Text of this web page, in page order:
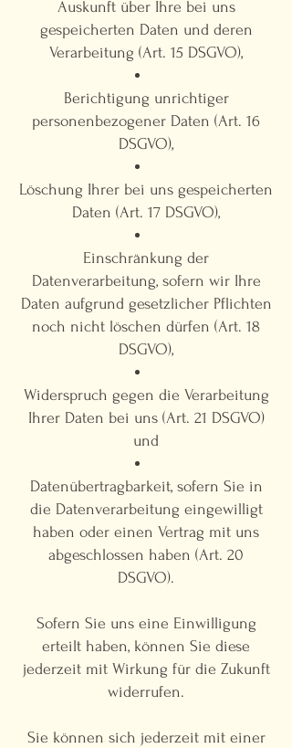
Auskunft über Ihre bei uns
gespeicherten Daten und deren
Verarbeitung (Art. 15 DSGVO),
Berichtigung unrichtiger
personenbezogener Daten (Art. 16
DSGVO),
Löschung Ihrer bei uns gespeicherten
Daten (Art. 17 DSGVO),
Einschränkung der
Datenverarbeitung, sofern wir Ihre
Daten aufgrund gesetzlicher Pflichten
noch nicht löschen dürfen (Art. 18
DSGVO),
Widerspruch gegen die Verarbeitung
Ihrer Daten bei uns (Art. 21 DSGVO)
und
Datenübertragbarkeit, sofern Sie in
die Datenverarbeitung eingewilligt
haben oder einen Vertrag mit uns
abgeschlossen haben (Art. 20
DSGVO).
Sofern Sie uns eine Einwilligung
erteilt haben, können Sie diese
jederzeit mit Wirkung für die Zukunft
widerrufen.
Sie können sich jederzeit mit einer